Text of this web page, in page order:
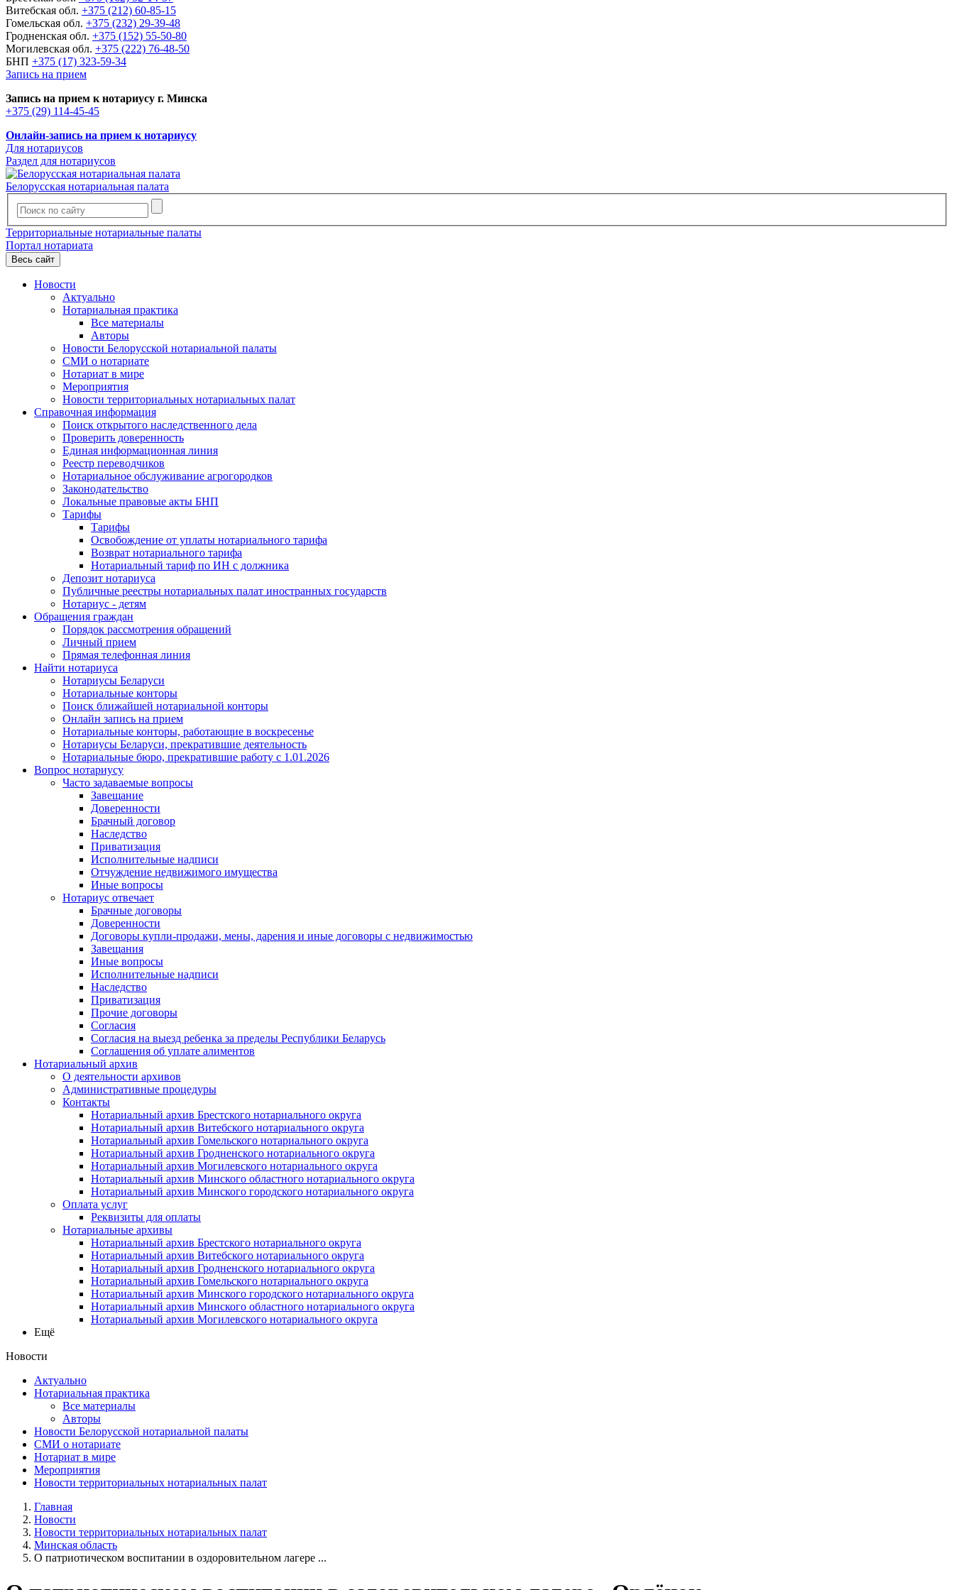
Витебская обл. +375 (212) 60-85-15
Гомельская обл. +375 (232) 29-39-48
Гродненская обл. +375 (152) 55-50-80
Могилевская обл. +375 (222) 76-48-50
БНП +375 (17) 323-59-34
Запись на прием
Запись на прием к нотариусу г. Минска
+375 (29) 114-45-45
Онлайн-запись на прием к нотариусу
Для нотариусов
Раздел для нотариусов
Белорусская нотариальная палата
Территориальные нотариальные палаты
Портал нотариата
Весь сайт
Новости
Актуально
Нотариальная практика
Все материалы
Авторы
Новости Белорусской нотариальной палаты
СМИ о нотариате
Нотариат в мире
Мероприятия
Новости территориальных нотариальных палат
Справочная информация
Поиск открытого наследственного дела
Проверить доверенность
Единая информационная линия
Реестр переводчиков
Нотариальное обслуживание агрогородков
Законодательство
Локальные правовые акты БНП
Тарифы
Тарифы
Освобождение от уплаты нотариального тарифа
Возврат нотариального тарифа
Нотариальный тариф по ИН с должника
Депозит нотариуса
Публичные реестры нотариальных палат иностранных государств
Нотариус - детям
Обращения граждан
Порядок рассмотрения обращений
Личный прием
Прямая телефонная линия
Найти нотариуса
Нотариусы Беларуси
Нотариальные конторы
Поиск ближайшей нотариальной конторы
Онлайн запись на прием
Нотариальные конторы, работающие в воскресенье
Нотариусы Беларуси, прекратившие деятельность
Нотариальные бюро, прекратившие работу с 1.01.2026
Вопрос нотариусу
Часто задаваемые вопросы
Завещание
Доверенности
Брачный договор
Наследство
Приватизация
Исполнительные надписи
Отчуждение недвижимого имущества
Иные вопросы
Нотариус отвечает
Брачные договоры
Доверенности
Договоры купли-продажи, мены, дарения и иные договоры с недвижимостью
Завещания
Иные вопросы
Исполнительные надписи
Наследство
Приватизация
Прочие договоры
Согласия
Согласия на выезд ребенка за пределы Республики Беларусь
Соглашения об уплате алиментов
Нотариальный архив
О деятельности архивов
Административные процедуры
Контакты
Нотариальный архив Брестского нотариального округа
Нотариальный архив Витебского нотариального округа
Нотариальный архив Гомельского нотариального округа
Нотариальный архив Гродненского нотариального округа
Нотариальный архив Могилевского нотариального округа
Нотариальный архив Минского областного нотариального округа
Нотариальный архив Минского городского нотариального округа
Оплата услуг
Реквизиты для оплаты
Нотариальные архивы
Нотариальный архив Брестского нотариального округа
Нотариальный архив Витебского нотариального округа
Нотариальный архив Гродненского нотариального округа
Нотариальный архив Гомельского нотариального округа
Нотариальный архив Минского городского нотариального округа
Нотариальный архив Минского областного нотариального округа
Нотариальный архив Могилевского нотариального округа
Ещё
Новости
Актуально
Нотариальная практика
Все материалы
Авторы
Новости Белорусской нотариальной палаты
СМИ о нотариате
Нотариат в мире
Мероприятия
Новости территориальных нотариальных палат
Главная
Новости
Новости территориальных нотариальных палат
Минская область
О патриотическом воспитании в оздоровительном лагере ...